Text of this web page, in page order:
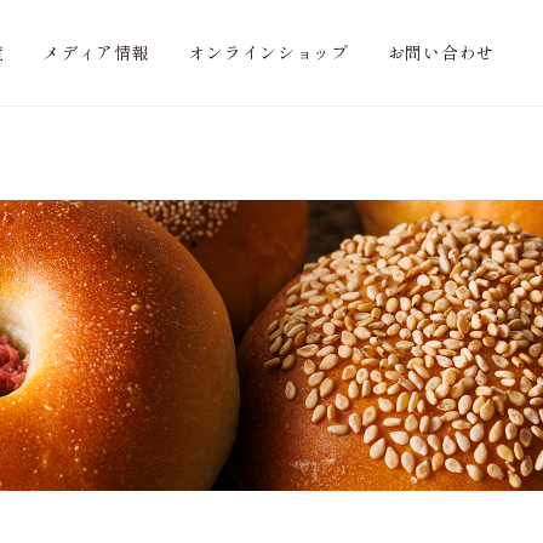
メディア情報 オンラインショップ お問い合わせ